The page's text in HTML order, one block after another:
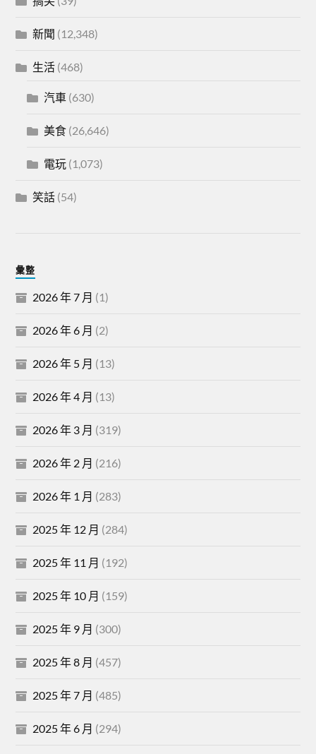
新聞 (12,348)
生活 (468)
汽車 (630)
美食 (26,646)
電玩 (1,073)
笑話 (54)
彙整
2026 年 7 月 (1)
2026 年 6 月 (2)
2026 年 5 月 (13)
2026 年 4 月 (13)
2026 年 3 月 (319)
2026 年 2 月 (216)
2026 年 1 月 (283)
2025 年 12 月 (284)
2025 年 11 月 (192)
2025 年 10 月 (159)
2025 年 9 月 (300)
2025 年 8 月 (457)
2025 年 7 月 (485)
2025 年 6 月 (294)